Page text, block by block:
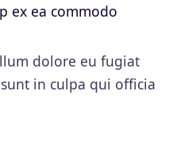
ex ea commodo
dolore eu fugiat
in culpa qui officia